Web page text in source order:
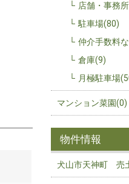
店舗・事務
駐車場(80)
仲介手数料
倉庫(9)
月極駐車場
マンション菜園(0)
物件情報
犬山市天神町 売